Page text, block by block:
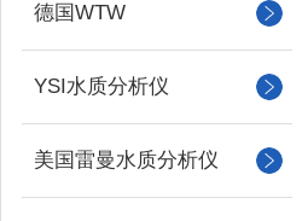
德国WTW
YSI水质分析仪
美国雷曼水质分析仪